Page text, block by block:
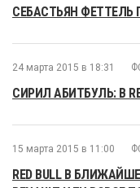
СЕБАСТЬЯН
24 марта 2015 в 18:31
СИРИЛ АБИТБУЛЬ: В
15 марта 2015 в 11:00
RED BULL В